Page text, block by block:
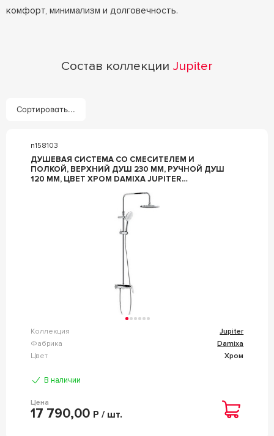
комфорт, минимализм и долговечность.
Состав коллекции Jupiter
Сортировать...
n158103
ДУШЕВАЯ СИСТЕМА СО СМЕСИТЕЛЕМ И
ПОЛКОЙ, ВЕРХНИЙ ДУШ 230 ММ, РУЧНОЙ ДУШ
120 ММ, ЦВЕТ ХРОМ DAMIXA JUPITER
Коллекция
Jupiter
Фабрика
Damixa
Цвет
Хром
В наличии
Цена
17 790,00 Р / шт.